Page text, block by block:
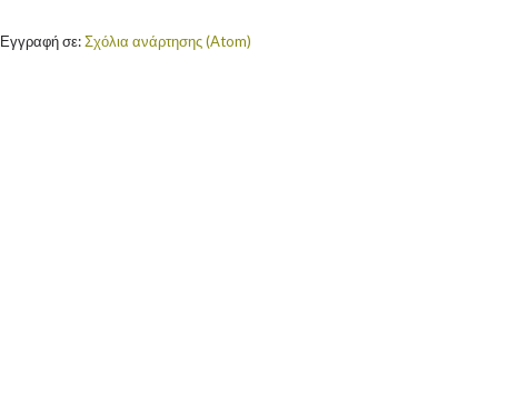
Εγγραφή σε:Σχόλια ανάρτησης (Atom)